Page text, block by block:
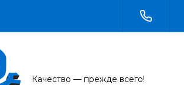
Качество — прежде всего!